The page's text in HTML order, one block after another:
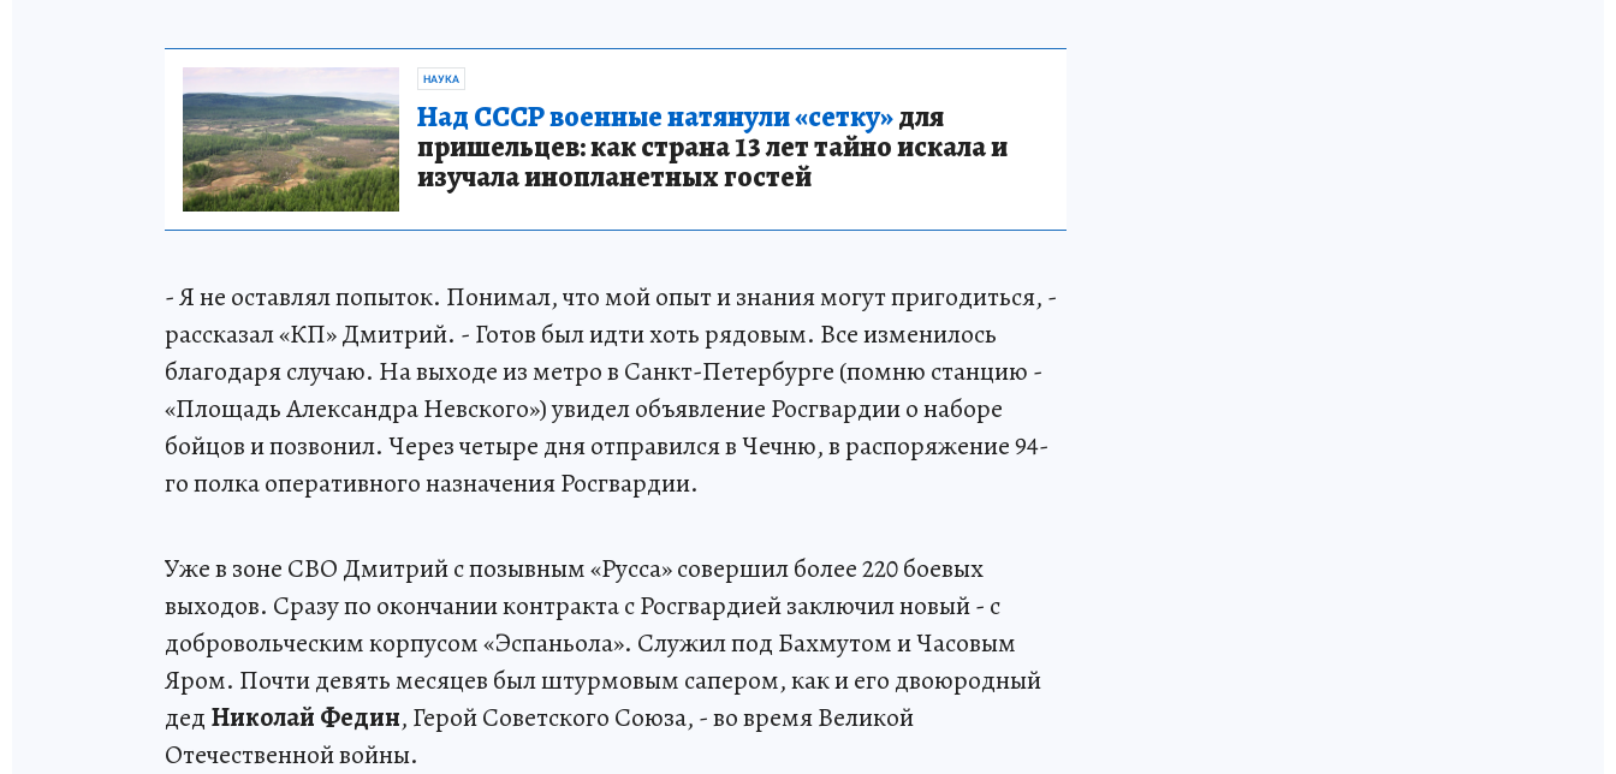
НАУКА
Над СССР военные натянули «сетку»для
пришельцев: как страна 13 лет тайно искала и
изучала инопланетных гостей
- Я не оставлял попыток. Понимал, что мой опыт и знания могут пригодиться, -
рассказал «КП» Дмитрий. - Готов был идти хоть рядовым. Все изменилось
благодаря случаю. На выходе из метро в Санкт-Петербурге (помню станцию -
«Площадь Александра Невского») увидел объявление Росгвардии о наборе
бойцов и позвонил. Через четыре дня отправился в Чечню, в распоряжение 94-
го полка оперативного назначения Росгвардии.
Уже в зоне СВО Дмитрий с позывным «Русса» совершил более 220 боевых
выходов. Сразу по окончании контракта с Росгвардией заключил новый - с
добровольческим корпусом «Эспаньола». Служил под Бахмутом и Часовым
Яром. Почти девять месяцев был штурмовым сапером, как и его двоюродный
дед Николай Федин, Герой Советского Союза, - во время Великой
Отечественной войны.